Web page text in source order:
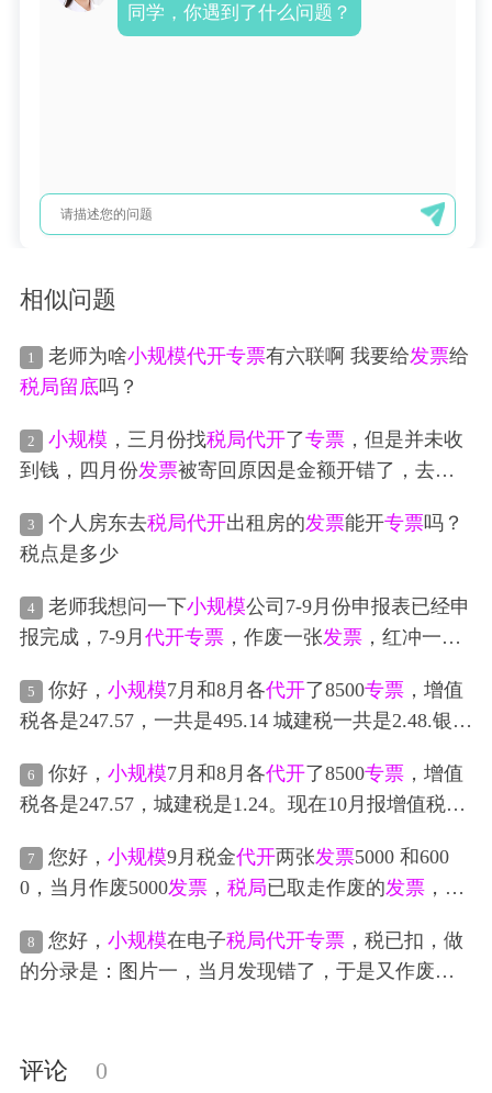
同学，你遇到了什么问题？
相似问题
1 老师为啥小规模代开专票 有六联啊 我要给发票给
税局留底吗？
2 小规模 ，三月份找税局代开了专票，但是并未收
到钱，四月份发票被寄回原因是金额开错了，去税
3 个人房东去税局代开出租房的发票能开专票吗？
税点是多少
4 老师我想问一下小规模公司7-9月份申报表已经申
报完成，7-9月 代开专票，作废一张发票，红冲一张
申报表带出数是这个，申报表如何填写
5 你好， 小规模7月和8月各代开了8500专票，增值
税各是247.57，一共是495.14 城建税一共是2.48.银行
.15，本期预缴税额495.14，已缴纳的城建税是2.47。
但我实际账上两张发票的城建税是2.48，不知道这一
分钱我怎么在账上做分录
6 你好， 小规模7月和8月各代开了8500专票，增值
税各是247.57，城建税是1.24。现在10月报增值税申
缴纳的城建税是2.47。但我实际账上两张发票的城建
税是2.48，不知道账需不需要调呢
7 您好， 小规模9月税金代开两张发票5000 和600
0，当月作废5000发票， 税局已取走作废的发票，税
还有企业所得税收入写11000还是6000呢？
8 您好， 小规模在电子税局代开专票，税已扣，做
的分录是：图片一，当月发现错了，于是又作废
评论 0